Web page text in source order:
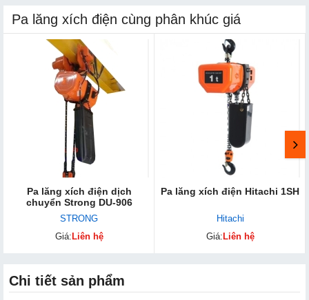
Pa lăng xích điện cùng phân khúc giá
Pa lăng xích điện dịch
chuyển Strong DU-906
STRONG
Giá: Liên hệ
Pa lăng xích điện Hitachi 1SH
Hitachi
Giá: Liên hệ
Chi tiết sản phẩm